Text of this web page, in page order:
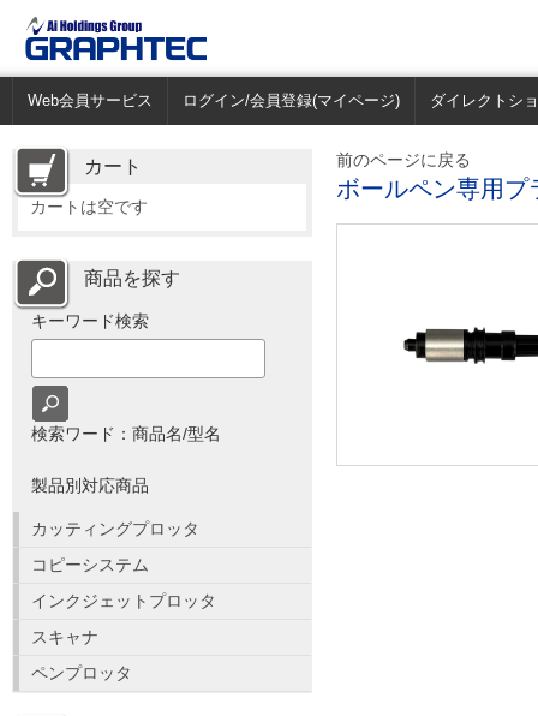
Web会員サービス ログイン/会員登録(マイページ) ダイレクトシ
前のページに戻る
ボールペン専用プ
カート
カートは空です
商品を探す
キーワード検索
検索ワード：商品名/型名
製品別対応商品
カッティングプロッタ
コピーシステム
インクジェットプロッタ
スキャナ
ペンプロッタ